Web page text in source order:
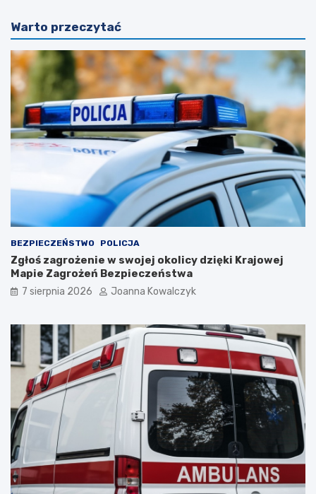
Warto przeczytać
BEZPIECZEŃSTWO POLICJA
Zgłoś zagrożenie w swojej okolicy dzięki Krajowej
Mapie Zagrożeń Bezpieczeństwa
7 sierpnia 2026 Joanna Kowalczyk